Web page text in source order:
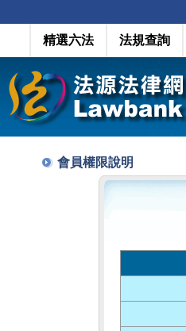
精選六法 法規查詢
會員權限說明